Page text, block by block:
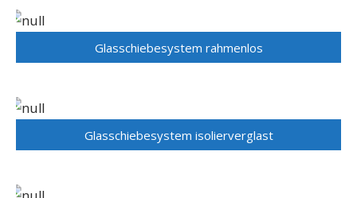
Glasschiebesystem rahmenlos
Glasschiebesystem isolierverglast